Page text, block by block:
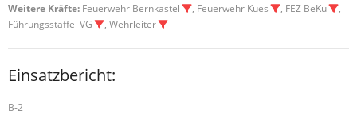
Weitere Kräfte: Feuerwehr Bernkastel , Feuerwehr Kues , FEZ BeKu
,
Führungsstaffel VG
, Wehrleiter
Einsatzbericht:
B-2